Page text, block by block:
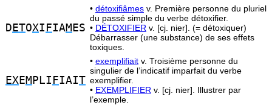
D ETOXI FIAM ES
• détoxifiâmes v. Première personne du pluriel
du passé simple du verbe détoxifier.
• DÉTOXIFIER v. [cj. nier]. (= détoxiquer)
Débarrasser (une substance) de ses effets
toxiques.
EXEM PLI FIAIT
• exemplifiait v. Troisième personne du
singulier de l’indicatif imparfait du verbe
exemplifier.
• EXEMPLIFIER v. [cj. nier]. Illustrer par
l’exemple.